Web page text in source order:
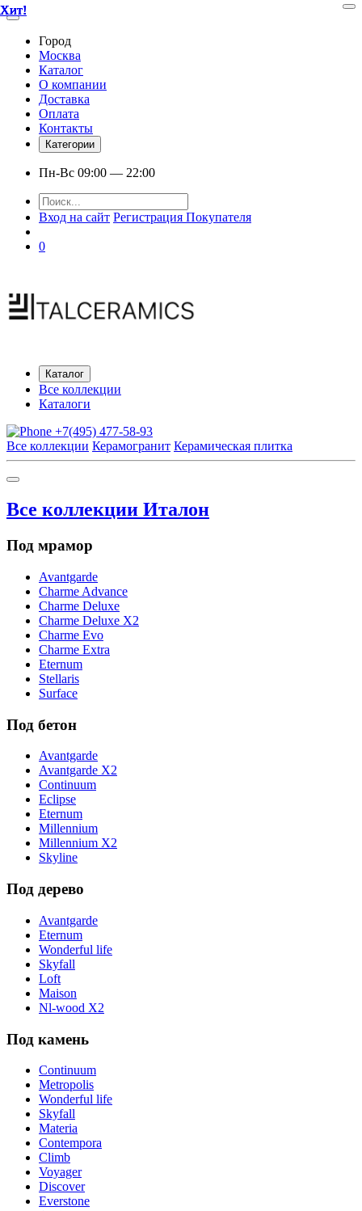
Город
Москва
Каталог
О компании
Доставка
Оплата
Контакты
Категории
Пн-Вс 09:00 — 22:00
Вход на сайт Регистрация Покупателя
0
Каталог
Все коллекции
Каталоги
+7(495) 477-58-93
Все коллекции Керамогранит Керамическая плитка
Все коллекции Италон
Под мрамор
Avantgarde
Charme Advance
Charme Deluxe
Charme Deluxe X2
Charme Evo
Charme Extra
Eternum
Stellaris
Surface
Под бетон
Avantgarde
Avantgarde X2
Continuum
Eclipse
Eternum
Millennium
Millennium X2
Skyline
Под дерево
Avantgarde
Eternum
Wonderful life
Skyfall
Loft
Maison
Nl-wood X2
Под камень
Continuum
Metropolis
Wonderful life
Skyfall
Materia
Contempora
Climb
Voyager
Discover
Everstone
Хит!
Хит!
Хит!
Хит!
Хит!
Хит!
Хит!